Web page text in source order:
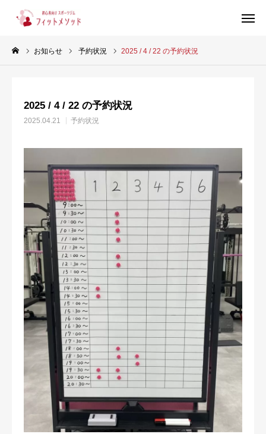
お知らせ 予約状況 2025 / 4 / 22 の予約状況
2025 / 4 / 22 の予約状況
2025.04.21 予約状況
当ジムについて
スタッフ紹介
お客様の声
ブログ
店舗情報
お問い合わせ・ご予約
会則等
お知らせ